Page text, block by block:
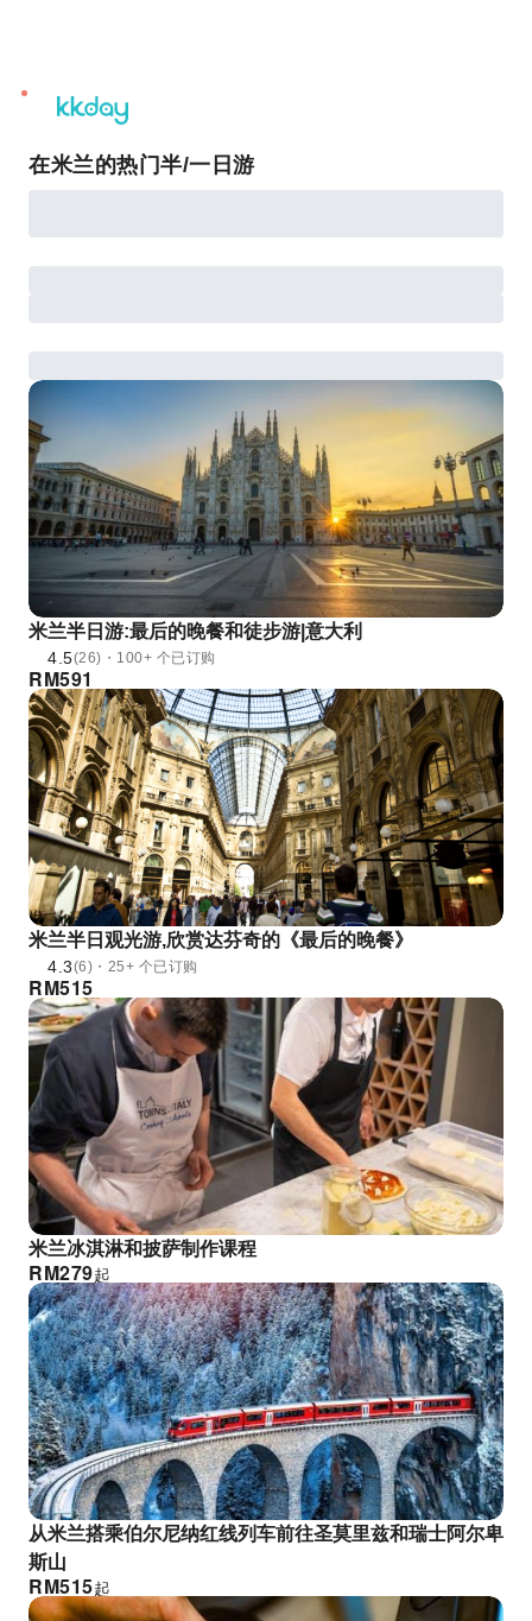
unread
notifications
在米兰的热门半/一日游
米兰半日游:最后的晚餐和徒步游|意大利
4.5(26)・100+ 个已订购
RM591
米兰半日观光游,欣赏达芬奇的《最后的晚餐》
4.3(6)・25+ 个已订购
RM515
米兰冰淇淋和披萨制作课程
RM279起
从米兰搭乘伯尔尼纳红线列车前往圣莫里兹和瑞士阿尔卑
斯山
RM515起